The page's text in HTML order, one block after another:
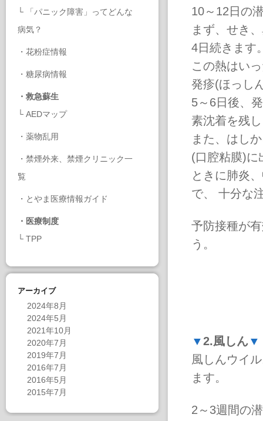
└
「パニック障害」ってどんな
病気？
・ 花粉症情報
・ 糖尿病情報
・ 救急蘇生
└ AEDマップ
・ 薬物乱用
・ 禁煙外来、禁煙クリニック一
覧
・ とやま医療情報ガイド
・ 医療制度
└ TPP
アーカイブ
2024年8月
2024年5月
2021年10月
2020年7月
2019年7月
2016年7月
2016年5月
2015年7月
10～12日の
まず、せき
4日続きます
この熱はい
発疹(ほっし
5～6日後、
素沈着を残
また、はし
(口腔粘膜)に
ときに肺炎
で、 十分な
予防接種が
う。
▼2.風しん▼
風しんウイ
ます。
2～3週間の